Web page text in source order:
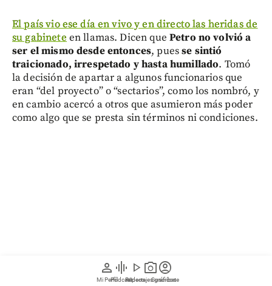
person
Mi Perfil
graphic_eq
Pódcast
play_arrow
Videos
photo_camera
Reportajes gráficos
account_circle
Suscríbete
El país vio ese día en vivo y en directo las heridas de
su gabinete en llamas. Dicen que Petro no volvió a
ser el mismo desde entonces, puesse sintió
traicionado, irrespetado y hasta humillado. Tomó
la decisión de apartar a algunos funcionarios que
eran “del proyecto” o “sectarios”, como los nombró, y
en cambio acercó a otros que asumieron más poder
como algo que se presta sin términos ni condiciones.